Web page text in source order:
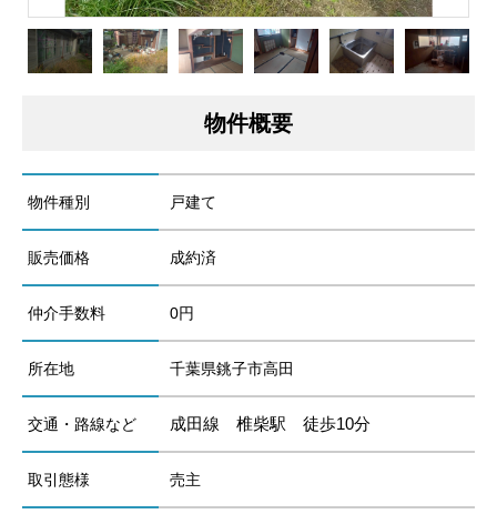
物件概要
物件種別 戸建て
販売価格 成約済
仲介手数料 0円
所在地 千葉県銚子市高田
交通・路線など 成田線 椎柴駅 徒歩10分
取引態様 売主